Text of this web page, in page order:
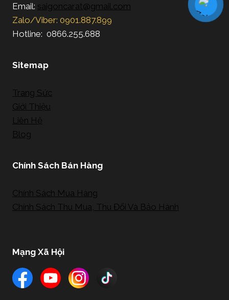
Email: saigoncarat@gmail.com
Zalo/Viber: 0901.887.899
Hotline: 0866.255.688
Sitemap
Trang Sức
Giới Thiệu
Liên Hệ
Blog
Chính Sách Bán Hàng
Chính Sách Mua Hàng
Chính Sách Thu Mua, Thu Đổi Và Bảo Hành
Mạng Xã Hội